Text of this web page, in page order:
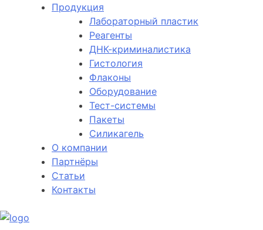
Продукция
Лабораторный пластик
Реагенты
ДНК-криминалистика
Гистология
Флаконы
Оборудование
Тест-системы
Пакеты
Силикагель
О компании
Партнёры
Статьи
Контакты